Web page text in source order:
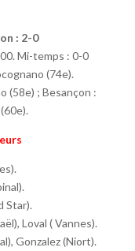
: 2-0
Mi-temps : 0-0
(74e).
(58e) ; Besançon :
Star).
Loval ( Vannes).
Gonzalez (Niort).